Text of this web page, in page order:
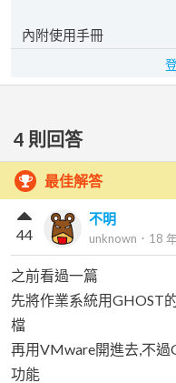
內附使用手冊
4 則回答
最佳解答
不明
unknown ． 18
44
之前看過一篇
先將作業系統用GHOST
檔
再用VMware開進去,不
功能